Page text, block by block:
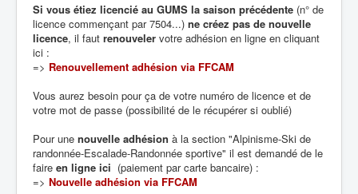
Si vous étiez licencié au GUMS la saison précédente (n° de
licence commençant par 7504...) ne créez pas de nouvelle
licence, il faut renouveler votre adhésion en ligne en cliquant
ici :
=> Renouvellement adhésion via FFCAM
Vous aurez besoin pour ça de votre numéro de licence et de
votre mot de passe (possibilité de le récupérer si oublié)
Pour une nouvelle adhésion à la section "Alpinisme-Ski de
randonnée-Escalade-Randonnée sportive" il est demandé de le
faire en ligne ici (paiement par carte bancaire) :
=> Nouvelle adhésion via FFCAM